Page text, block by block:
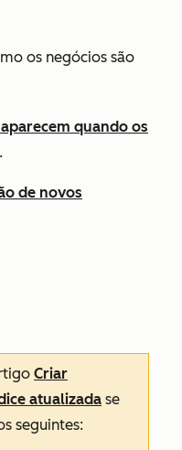
os negócios são
quando os
.
de novos
Criar
atualizada se
seguintes: